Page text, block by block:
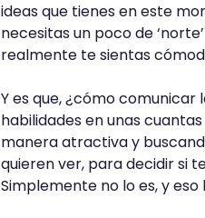
ideas que tienes en este
necesitas un poco de
realmente te sientas
Y es que, ¿cómo
habilidades en unas
manera atractiva y
quieren ver, para decidir si
Simplemente no lo es, y